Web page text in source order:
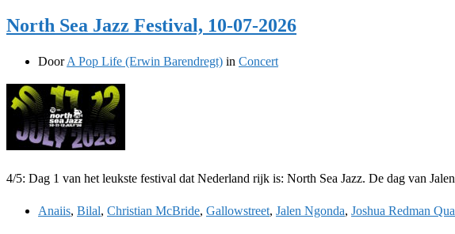
North Sea Jazz Festival, 10-07-2026
DoorA Pop Life (Erwin Barendregt) in Concert
4/5: Dag 1 van het leukste festival dat Nederland rijk is: North Sea Jazz. De dag van
Anaiis, Bilal, Christian McBride, Gallowstreet, Jalen Ngonda, Joshua Redman